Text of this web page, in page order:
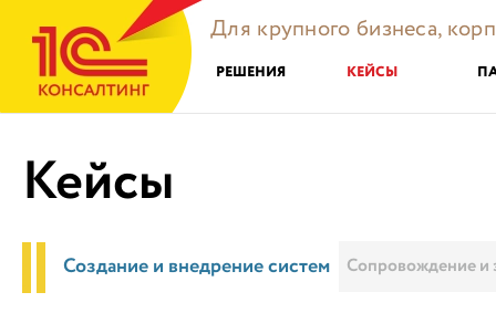
Для крупного бизнеса,
РЕШЕНИЯ КЕЙСЫ
Кейсы
Создание и внедрение систем Сопровождение и